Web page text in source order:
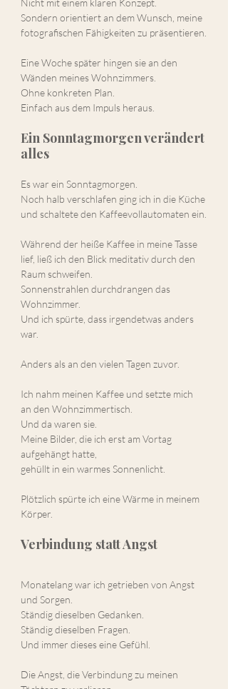
Sondern orientiert an dem Wunsch, meine
fotografischen Fähigkeiten zu präsentieren.
Eine Woche später hingen sie an den
Wänden meines Wohnzimmers.
Ohne konkreten Plan.
Einfach aus dem Impuls heraus.
Ein Sonntagmorgen verändert
alles
Es war ein Sonntagmorgen.
Noch halb verschlafen ging ich in die Küche
und schaltete den Kaffeevollautomaten ein.
Während der heiße Kaffee in meine Tasse
lief, ließ ich den Blick meditativ durch den
Raum schweifen.
Sonnenstrahlen durchdrangen das
Wohnzimmer.
Und ich spürte, dass irgendetwas anders
war.
Anders als an den vielen Tagen zuvor.
Ich nahm meinen Kaffee und setzte mich
an den Wohnzimmertisch.
Und da waren sie.
Meine Bilder, die ich erst am Vortag
aufgehängt hatte,
gehüllt in ein warmes Sonnenlicht.
Plötzlich spürte ich eine Wärme in meinem
Körper.
Verbindung statt Angst
Monatelang war ich getrieben von Angst
und Sorgen.
Ständig dieselben Gedanken.
Ständig dieselben Fragen.
Und immer dieses eine Gefühl.
Die Angst, die Verbindung zu meinen